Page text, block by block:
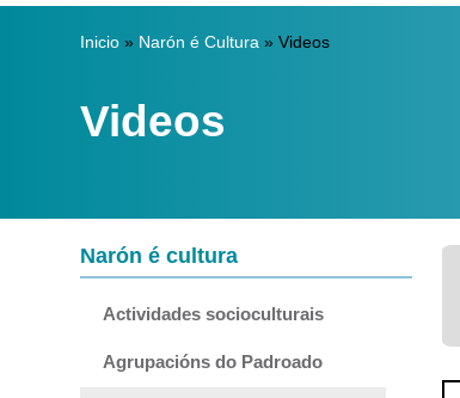
Vostede está aquí
Inicio » Narón é Cultura » Videos
Videos
Narón é cultura
Actividades socioculturais
Agrupacións do Padroado